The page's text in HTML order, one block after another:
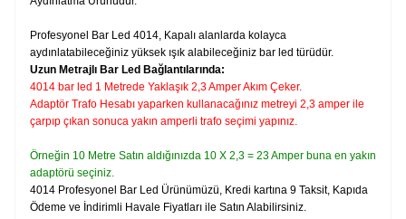
Profesyonel Bar Led 4014, Kapalı alanlarda kolayca
aydınlatabileceğiniz yüksek ışık alabileceğiniz bar led türüdür.
Uzun Metrajlı Bar Led Bağlantılarında:
4014 bar led 1 Metrede Yaklaşık 2,3 Amper Akım Çeker.
Adaptör Trafo Hesabı yaparken kullanacağınız metreyi 2,3 amper ile
çarpıp çıkan sonuca yakın amperli trafo seçimi yapınız.
Örneğin 10 Metre Satın aldığınızda 10 X 2,3 = 23 Amper buna en yakın
adaptörü seçiniz.
4014 Profesyonel Bar Led Ürünümüzü, Kredi kartına 9 Taksit, Kapıda
Ödeme ve İndirimli Havale Fiyatları ile Satın Alabilirsiniz.